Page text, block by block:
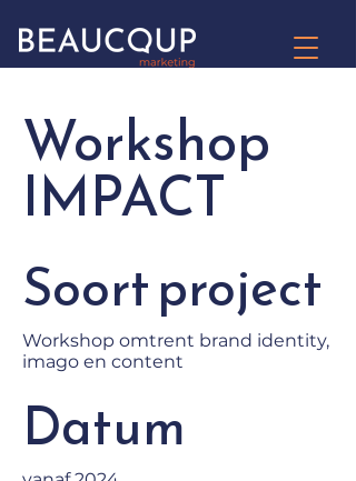
Workshop
IMPACT
Soort project
Workshop omtrent brand identity,
imago en content
Datum